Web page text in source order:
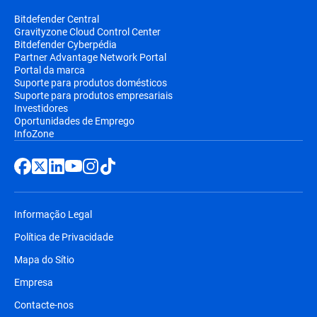
preço no primeiro ano/preços nos anos
consecutivos). Os preços estão sujeitos a
serem alterados, mas a Bitdefender
enviará previamente uma notificação por
e-mail antes de ocorrer a renovação
automática. Irá receber puma notificação
por e-mail antes do valor lhe ser cobrado,
em conjunto com a informação referente
ao preço e à extensão do período da sua
subscrição.
Bitdefender Central
Gravityzone Cloud Control Center
Bitdefender Cyberpédia
Partner Advantage Network Portal
Portal da marca
Suporte para produtos domésticos
Suporte para produtos empresariais
Investidores
Oportunidades de Emprego
InfoZone
Informação Legal
Política de Privacidade
Mapa do Sítio
Empresa
Contacte-nos